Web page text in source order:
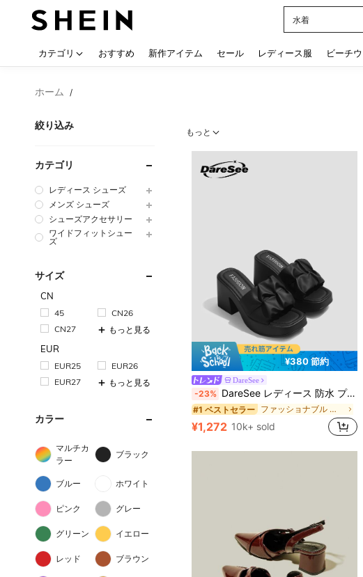
水着
カテゴリ おすすめ 新作アイテム セール レディース服 ビーチ
ホーム /
絞り込み
カテゴリ
レディース シューズ
メンズ シューズ
シューズアクセサリー
ワイドフィットシュー
ズ
サイズ
CN
45
CN26
CN27
もっと見る
EUR
EUR25
EUR26
EUR27
もっと見る
カラー
マルチカ
ラー
ブラック
ブルー ホワイト
ピンク グレー
グリーン イエロー
レッド ブラウン
もっと
¥380 節約
DareSee
-23% DareSee レディース 防水 プラットフォーム 厚底サンダル オープントゥ スリッポンシューズ 夏新作 チャンキーハイヒール Y2Kスタイル 通学向け
#1 ベストセラー ファッショナブル 女性用ヒールサンダル
売り切れ間近！
#1 ベストセラー ファッショナブル 女性用ヒールサンダル
売り切れ間近！
#1 ベストセラー ファッショナブル 女性用ヒールサンダル
売り切れ間近！
#1 ベストセラー ファッショナブル 女性用ヒールサンダル
¥1,272 10k+ sold